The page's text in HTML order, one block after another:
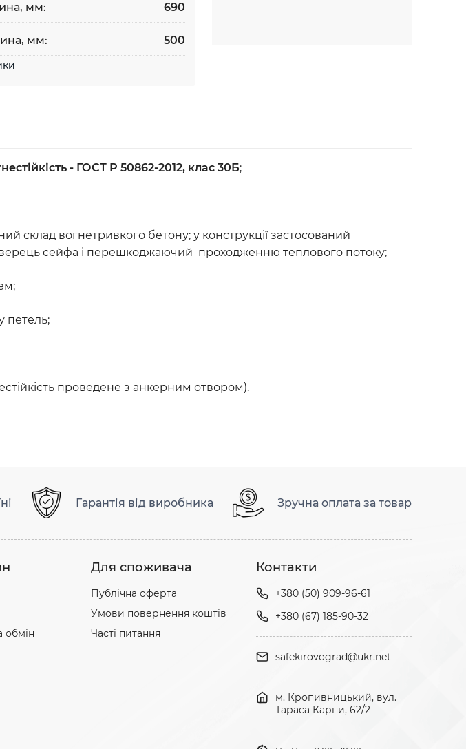
мм: 690
мм: 500
- ГОСТ Р 50862-2012, клас 30Б;
склад вогнетривкого бетону; у конструкції застосований
сейфа і перешкоджаючий проходженню теплового потоку;
петель;
проведене з анкерним отвором).
Гарантія від виробника Зручна оплата за товар
обмін
Для споживача
Публічна оферта
Умови повернення коштів
Часті питання
Контакти
+380 (50) 909-96-61
+380 (67) 185-90-32
safekirovograd@ukr.net
м. Кропивницький, вул.
Тараса Карпи, 62/2